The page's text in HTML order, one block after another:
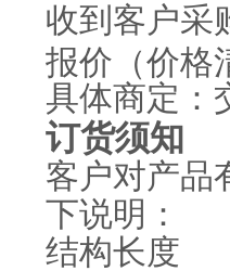
收到客户采
报价（价格
具体商定：
订货须知
客户对产品
下说明：
结构长度